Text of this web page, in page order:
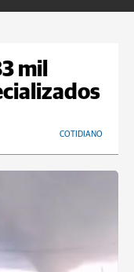
mil
COTIDIANO